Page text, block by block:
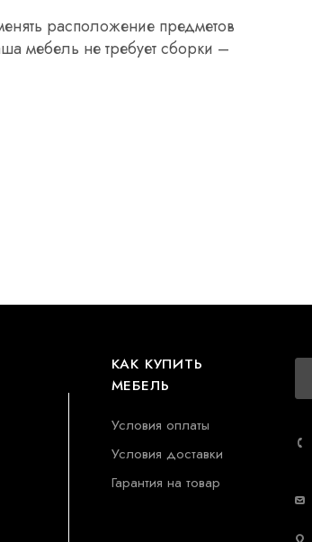
расположение предметов
мебель не требует сборки –
КАК КУПИТЬ
МЕБЕЛЬ
Условия оплаты
Условия доставки
Гарантия на товар